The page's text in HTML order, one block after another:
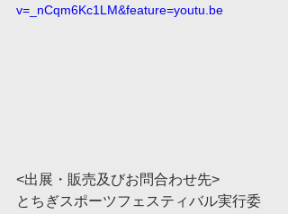
v=_nCqm6Kc1LM&feature=youtu.be
<出展・販売及びお問合わせ先>
とちぎスポーツフェスティバル実行委